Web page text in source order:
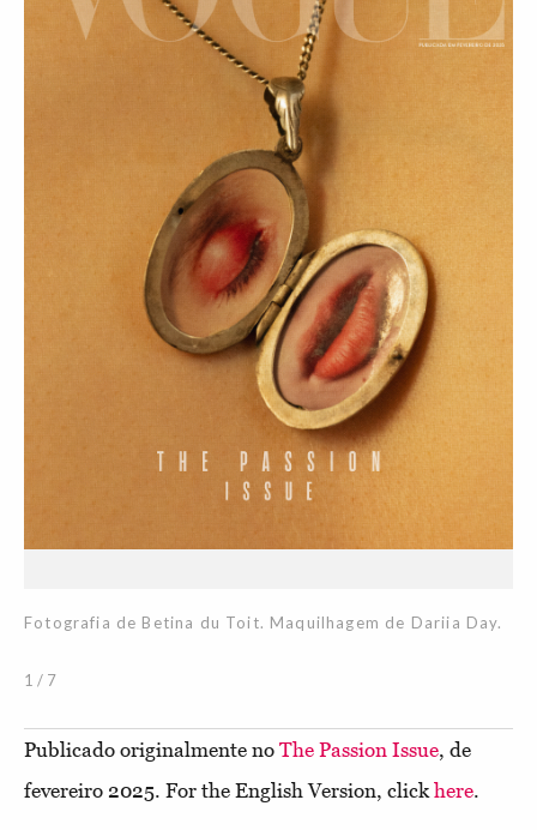
Fotografia de Betina du Toit. Maquilhagem de Dariia Day.
1 / 7
Publicado originalmente no The Passion Issue, de
fevereiro 2025. For the English Version, clickhere.